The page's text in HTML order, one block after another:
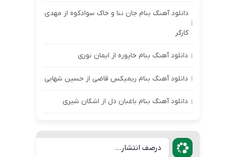
دانلود آهنگ بنام جان ننا و خاک سوادکوه از مهدی
کارگر
دانلود آهنگ بنام خاپوره از ایمان نوری
دانلود آهنگ بنام ریمیکس قاضی از حسین شهابی
دانلود آهنگ بنام باغبان دل از اشکان شیری
درصف انتشار...